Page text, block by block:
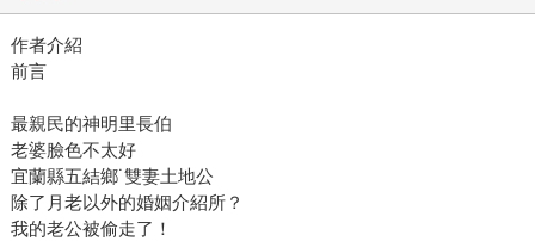
作者介紹
前言
最親民的神明里長伯
老婆臉色不太好
宜蘭縣五結鄉˙雙妻土地公
除了月老以外的婚姻介紹所？
我的老公被偷走了！